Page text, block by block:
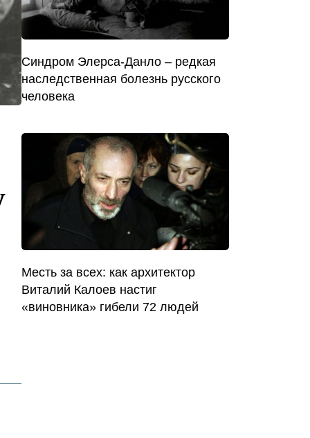
Синдром Элерса-Данло – редкая
наследственная болезнь русского
человека
Месть за всех: как архитектор
Виталий Калоев настиг
«виновника» гибели 72 людей